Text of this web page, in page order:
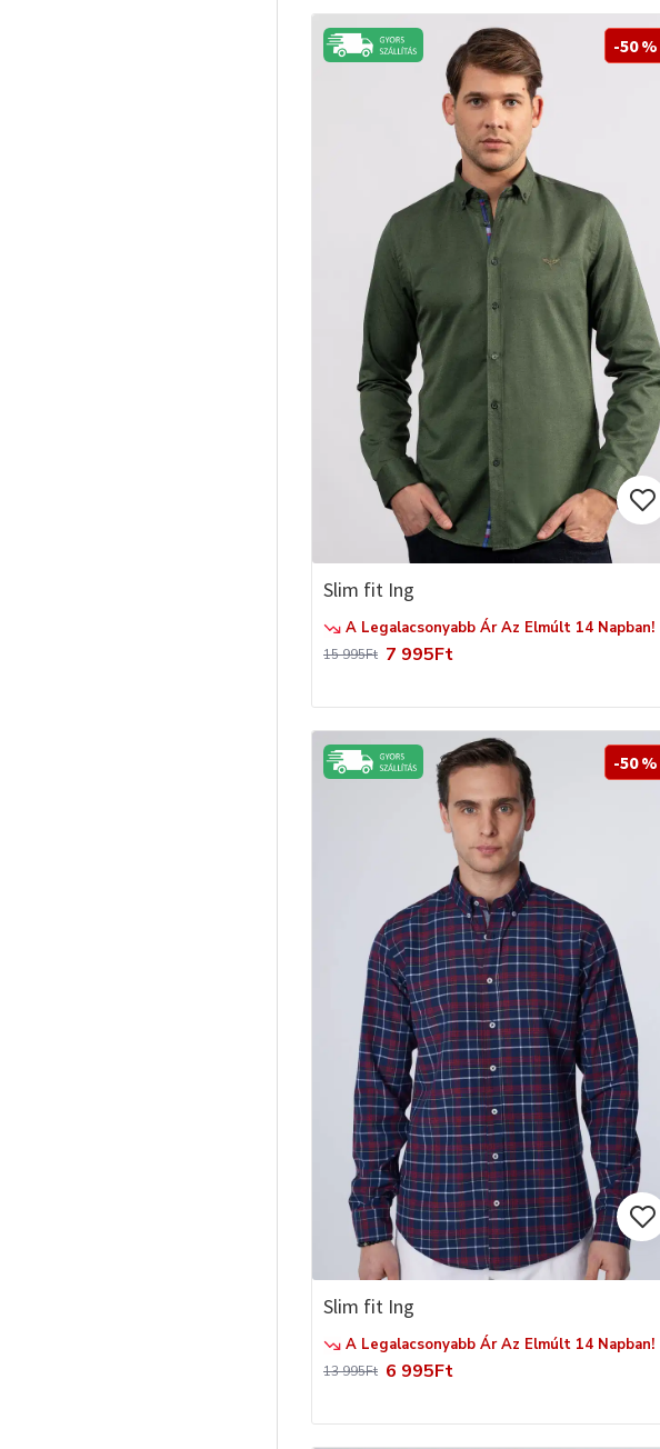
-50 %
Slim fit Ing
A Legalacsonyabb Ár Az Elmúlt 14 Napban!
7 995Ft
15 995Ft
-50 %
Slim fit Ing
A Legalacsonyabb Ár Az Elmúlt 14 Napban!
6 995Ft
13 995Ft